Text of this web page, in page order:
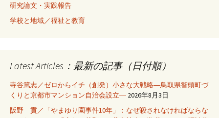
研究論文・実践報告
学校と地域／福祉と教育
Latest Articles：最新の記事（日付順）
寺谷篤志／ゼロからイチ（創発）小さな大戦略―鳥取県智頭町づ
くりと京都市マンション自治会設立― 2026年8月3日
阪野 貢／「やまゆり園事件10年」：なぜ殺されなければならな